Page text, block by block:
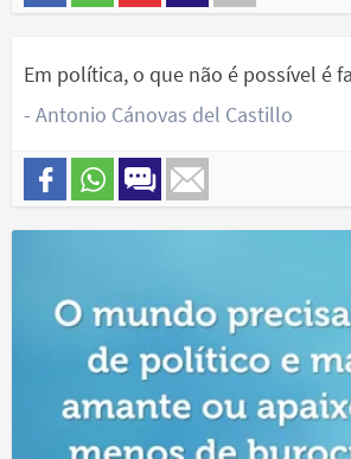
Em política, o que não é possível é
- Antonio Cánovas del Castillo